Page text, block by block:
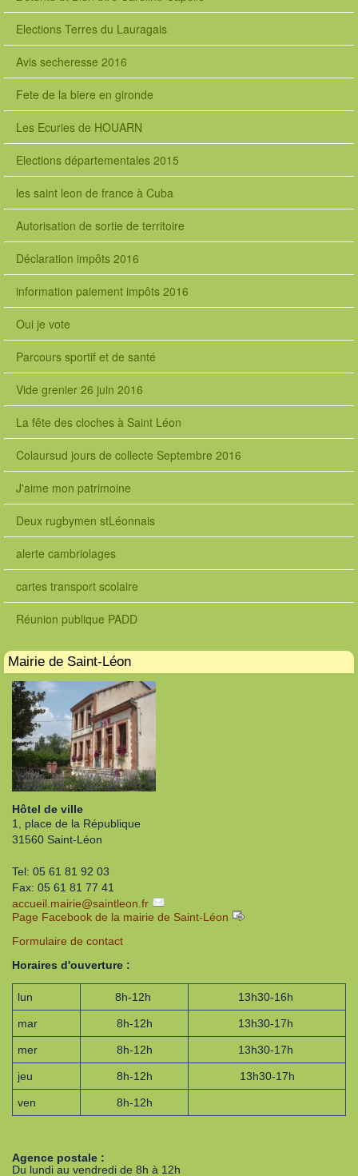
Elections Terres du Lauragais
Avis secheresse 2016
Fete de la biere en gironde
Les Ecuries de HOUARN
Elections départementales 2015
les saint leon de france à Cuba
Autorisation de sortie de territoire
Déclaration impôts 2016
information paiement impôts 2016
Oui je vote
Parcours sportif et de santé
Vide grenier 26 juin 2016
La fête des cloches à Saint Léon
Colaursud jours de collecte Septembre 2016
J'aime mon patrimoine
Deux rugbymen stLéonnais
alerte cambriolages
cartes transport scolaire
Réunion publique PADD
Mairie de Saint-Léon
Hôtel de ville
1, place de la République
31560 Saint-Léon
Tel: 05 61 81 92 03
Fax: 05 61 81 77 41
accueil.mairie@saintleon.fr
Page Facebook de la mairie de Saint-Léon
Formulaire de contact
Horaires d'ouverture :
lun 8h-12h 13h30-16h
mar 8h-12h 13h30-17h
mer 8h-12h 13h30-17h
jeu 8h-12h 13h30-17h
ven 8h-12h
Agence postale :
Du lundi au vendredi de 8h à 12h